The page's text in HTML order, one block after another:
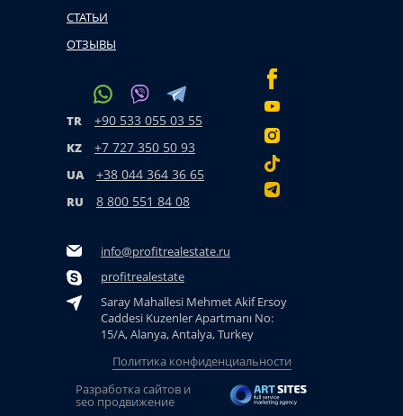
СТАТЬИ
ОТЗЫВЫ
TR +90 533 055 03 55
KZ +7 727 350 50 93
UA +38 044 364 36 65
RU 8 800 551 84 08
info@profitrealestate.ru
profitrealestate
Saray Mahallesi Mehmet Akif Ersoy
Caddesi Kuzenler Apartmanı No:
15/A, Alanya, Antalya, Turkey
Политика конфиденциальности
Разработка сайтов и
seo продвижение